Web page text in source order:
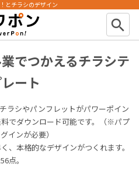
とチラシのデザイン
search
でつかえるチラシテ
ート
ラシやパンフレットがパワーポイン
でダウンロード可能です。（※パプ
インが必要）
、本格的なデザインがつくれます。
点。